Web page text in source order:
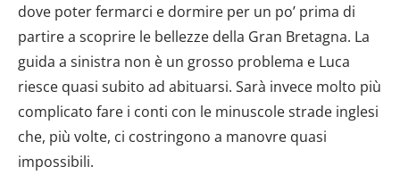
dove poter fermarci e dormire per un po’ prima di
partire a scoprire le bellezze della Gran Bretagna. La
guida a sinistra non è un grosso problema e Luca
riesce quasi subito ad abituarsi. Sarà invece molto più
complicato fare i conti con le minuscole strade inglesi
che, più volte, ci costringono a manovre quasi
impossibili.